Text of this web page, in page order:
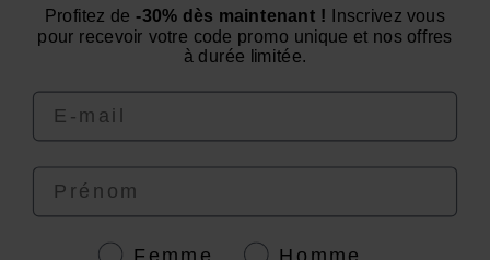
Estamos a su servicio de lunes a viernes: de 9:00 a
12:00 y de 14:00 a 16:00
Profitez de -30% dès maintenant ! Inscrivez vous
pour recevoir votre code promo unique et nos offres
à durée limitée.
Email
Prénom
GenreFemme Homme